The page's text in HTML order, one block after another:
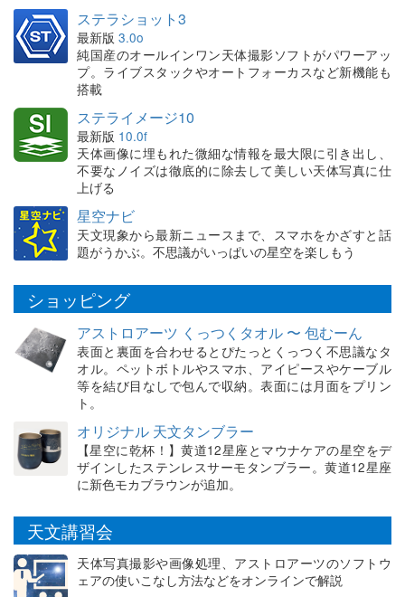
ステラショット3
最新版 3.0o
純国産のオールインワン天体撮影ソフトがパワーアッ
プ。ライブスタックやオートフォーカスなど新機能も
搭載
ステライメージ10
最新版 10.0f
天体画像に埋もれた微細な情報を最大限に引き出し、
不要なノイズは徹底的に除去して美しい天体写真に仕
上げる
星空ナビ
天文現象から最新ニュースまで、スマホをかざすと話
題がうかぶ。不思議がいっぱいの星空を楽しもう
ショッピング
アストロアーツ くっつくタオル 〜 包むーん
表面と裏面を合わせるとぴたっとくっつく不思議なタ
オル。ペットボトルやスマホ、アイピースやケーブル
等を結び目なしで包んで収納。表面には月面をプリン
ト。
オリジナル 天文タンブラー
【星空に乾杯！】黄道12星座とマウナケアの星空をデ
ザインしたステンレスサーモタンブラー。黄道12星座
に新色モカブラウンが追加。
天文講習会
天体写真撮影や画像処理、アストロアーツのソフトウ
ェアの使いこなし方法などをオンラインで解説